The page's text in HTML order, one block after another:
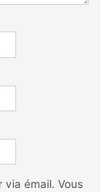
via émail. Vous